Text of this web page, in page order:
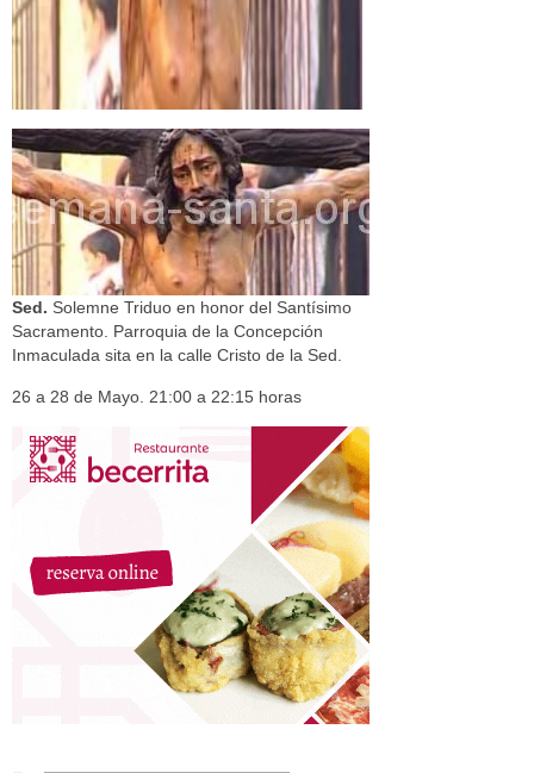
Sed. Solemne Triduo en honor del Santísimo
Sacramento. Parroquia de la Concepción
Inmaculada sita en la calle Cristo de la Sed.
26 a 28 de Mayo. 21:00 a 22:15 horas